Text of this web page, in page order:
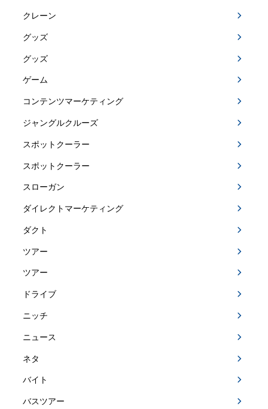
クレーン
グッズ
グッズ
ゲーム
コンテンツマーケティング
ジャングルクルーズ
スポットクーラー
スポットクーラー
スローガン
ダイレクトマーケティング
ダクト
ツアー
ツアー
ドライブ
ニッチ
ニュース
ネタ
バイト
バスツアー